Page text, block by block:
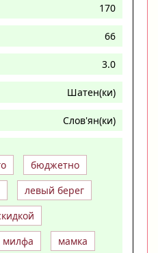
170
66
3.0
Шатен(ки)
Слов'ян(ки)
бюджетно
левый берег
милфа мамка